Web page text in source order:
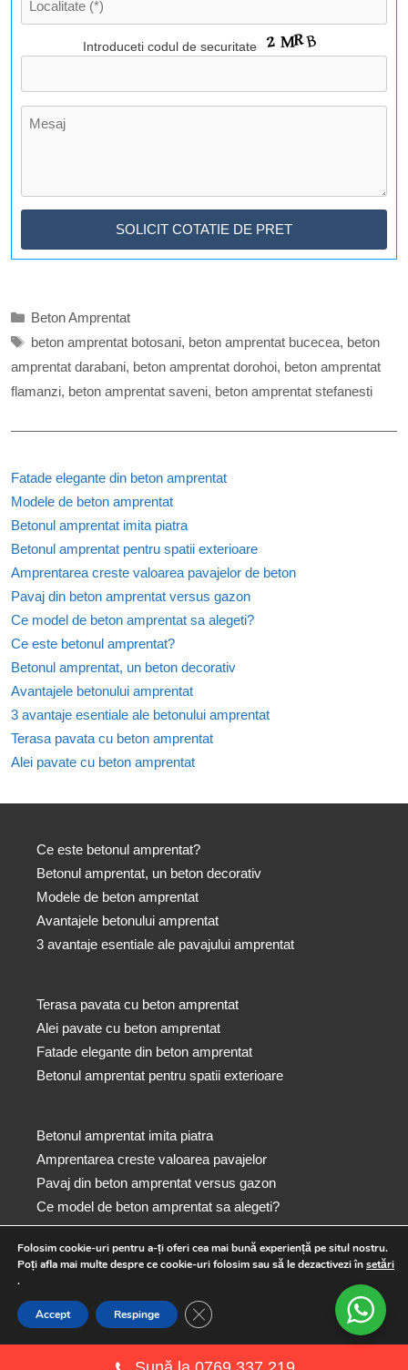
Introduceti codul de securitate
Categorii
Beton Amprentat
Etichete
beton amprentat botosani, beton amprentat bucecea, beton
amprentat darabani, beton amprentat dorohoi, beton amprentat
flamanzi, beton amprentat saveni, beton amprentat stefanesti
Fatade elegante din beton amprentat
Modele de beton amprentat
Betonul amprentat imita piatra
Betonul amprentat pentru spatii exterioare
Amprentarea creste valoarea pavajelor de beton
Pavaj din beton amprentat versus gazon
Ce model de beton amprentat sa alegeti?
Ce este betonul amprentat?
Betonul amprentat, un beton decorativ
Avantajele betonului amprentat
3 avantaje esentiale ale betonului amprentat
Terasa pavata cu beton amprentat
Alei pavate cu beton amprentat
Ce este betonul amprentat?
Betonul amprentat, un beton decorativ
Modele de beton amprentat
Avantajele betonului amprentat
3 avantaje esentiale ale pavajului amprentat
Terasa pavata cu beton amprentat
Alei pavate cu beton amprentat
Fatade elegante din beton amprentat
Betonul amprentat pentru spatii exterioare
Betonul amprentat imita piatra
Amprentarea creste valoarea pavajelor
Pavaj din beton amprentat versus gazon
Ce model de beton amprentat sa alegeti?
Copyright © 2026Beton Amprentat|Politică privind fișierele
Termene și condiții
|
Culoare Beton Amprentat
Folosim cookie-uri pentru a-ți oferi cea mai bună experiență pe situl nostru.
Poți afla mai multe despre ce cookie-uri folosim sau să le dezactivezi însetări
.
Accept Respinge Close GDPR Cookie Banner